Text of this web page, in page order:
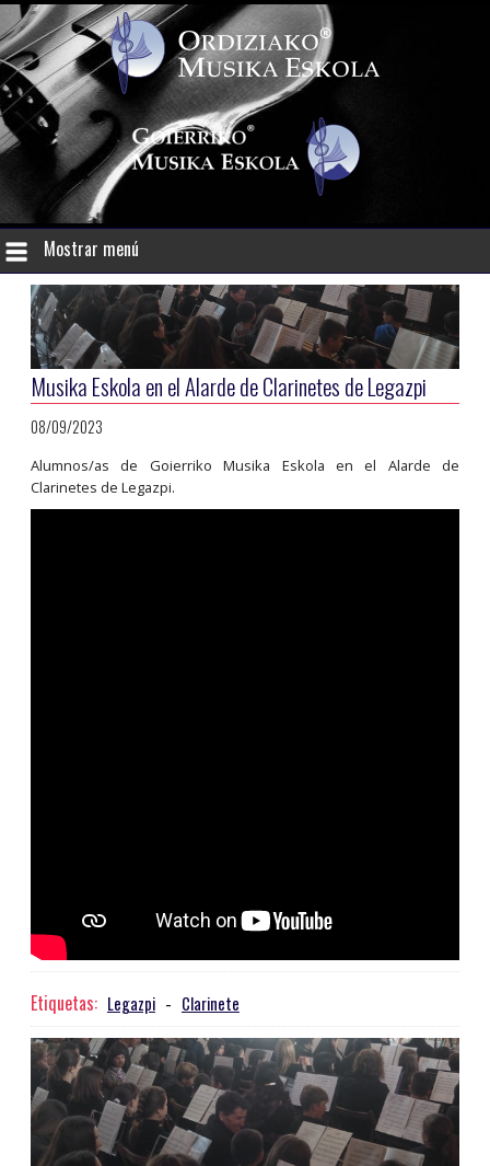
Mostrar menú
Musika Eskola en el Alarde de Clarinetes de Legazpi
08/09/2023
Alumnos/as de Goierriko Musika Eskola en el Alarde de
Clarinetes de Legazpi.
Etiquetas: Legazpi - Clarinete